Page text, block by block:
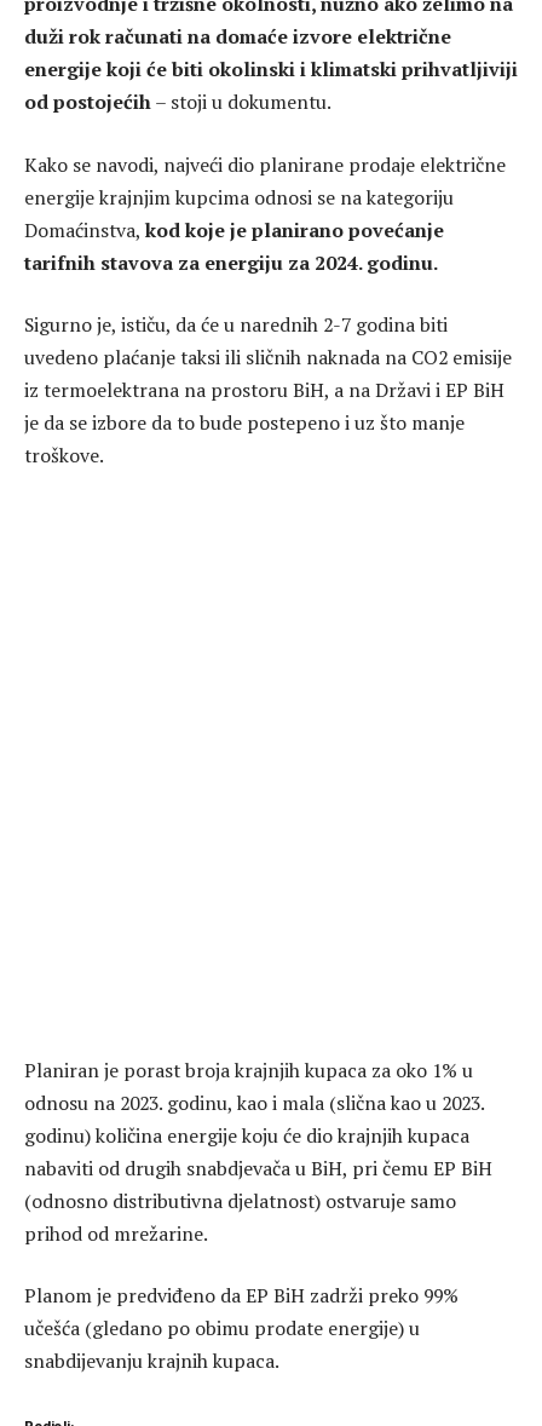
duži rok računati na domaće izvore električne
energije koji će biti okolinski i klimatski prihvatljiviji
od postojećih– stoji u dokumentu.
Kako se navodi, najveći dio planirane prodaje električne
energije krajnjim kupcima odnosi se na kategoriju
Domaćinstva, kod koje je planirano povećanje
tarifnih stavova za energiju za 2024. godinu.
Sigurno je, ističu, da će u narednih 2-7 godina biti
uvedeno plaćanje taksi ili sličnih naknada na CO2 emisije
iz termoelektrana na prostoru BiH, a na Državi i EP BiH
je da se izbore da to bude postepeno i uz što manje
troškove.
Planiran je porast broja krajnjih kupaca za oko 1% u
odnosu na 2023. godinu, kao i mala (slična kao u 2023.
godinu) količina energije koju će dio krajnjih kupaca
nabaviti od drugih snabdjevača u BiH, pri čemu EP BiH
(odnosno distributivna djelatnost) ostvaruje samo
prihod od mrežarine.
Planom je predviđeno da EP BiH zadrži preko 99%
učešća (gledano po obimu prodate energije) u
snabdijevanju krajnih kupaca.